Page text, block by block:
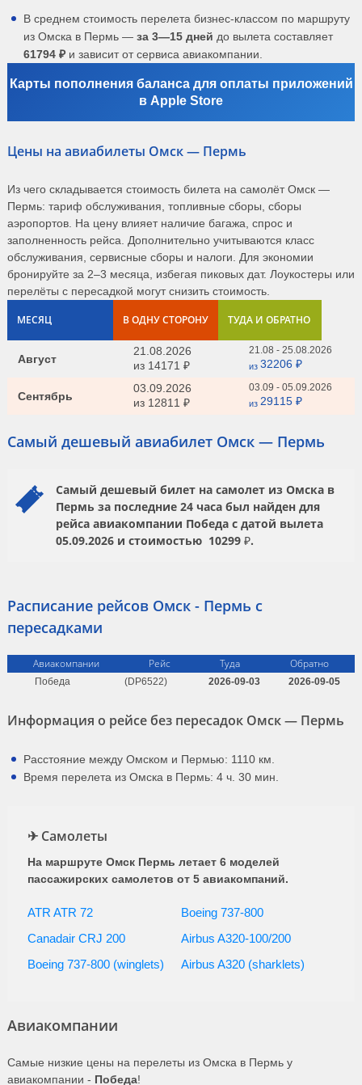
В среднем стоимость перелета бизнес-классом по маршруту
из Омска в Пермь — за 3—15 дней до вылета составляет
61794 ₽ и зависит от сервиса авиакомпании.
Карты пополнения баланса для оплаты приложений
в Apple Store
Цены на авиабилеты Омск — Пермь
Из чего складывается стоимость билета на самолёт Омск —
Пермь: тариф обслуживания, топливные сборы, сборы
аэропортов. На цену влияет наличие багажа, спрос и
заполненность рейса. Дополнительно учитываются класс
обслуживания, сервисные сборы и налоги. Для экономии
бронируйте за 2–3 месяца, избегая пиковых дат. Лоукостеры или
перелёты с пересадкой могут снизить стоимость.
МЕСЯЦ В ОДНУ СТОРОНУ ТУДА И ОБРАТНО
Август
21.08.2026
из 14171 ₽
21.08 - 25.08.2026
из 32206 ₽
Сентябрь
03.09.2026
из 12811 ₽
03.09 - 05.09.2026
из 29115 ₽
Самый дешевый авиабилет Омск — Пермь
Самый дешевый билет на самолет из Омска в
Пермь за последние 24 часа был найден для
рейса авиакомпании Победа с датой вылета
05.09.2026 и стоимостью 10299 ₽.
Расписание рейсов Омск - Пермь с
пересадками
Авиакомпании Рейс Туда Обратно
Победа (DP6522) 2026-09-03 2026-09-05
Информация о рейсе без пересадок Омск — Пермь
Расстояние между Омском и Пермью: 1110 км.
Время перелета из Омска в Пермь: 4 ч. 30 мин.
✈ Самолеты
На маршруте Омск Пермь летает 6 моделей
пассажирских самолетов от 5 авиакомпаний.
ATR ATR 72
Boeing 737-800
Canadair CRJ 200
Airbus A320-100/200
Boeing 737-800 (winglets)
Airbus A320 (sharklets)
Авиакомпании
Самые низкие цены на перелеты из Омска в Пермь у
авиакомпании - Победа!